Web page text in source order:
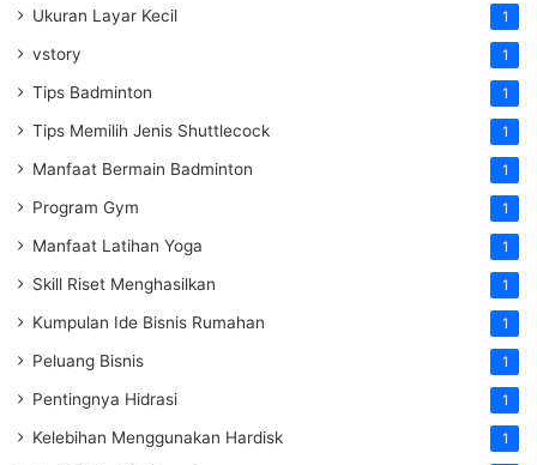
Ukuran Layar Kecil 1
vstory 1
Tips Badminton 1
Tips Memilih Jenis Shuttlecock 1
Manfaat Bermain Badminton 1
Program Gym 1
Manfaat Latihan Yoga 1
Skill Riset Menghasilkan 1
Kumpulan Ide Bisnis Rumahan 1
Peluang Bisnis 1
Pentingnya Hidrasi 1
Kelebihan Menggunakan Hardisk 1